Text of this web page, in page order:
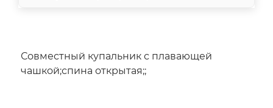
Совместный купальник с плавающей
чашкой;спина открытая;;